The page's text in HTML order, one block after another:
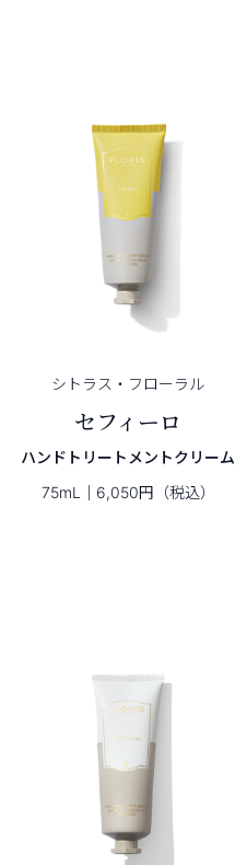
シトラス・ フローラル
セフィーロ
ハンドトリートメントクリーム
75mL｜6,050円（税込）